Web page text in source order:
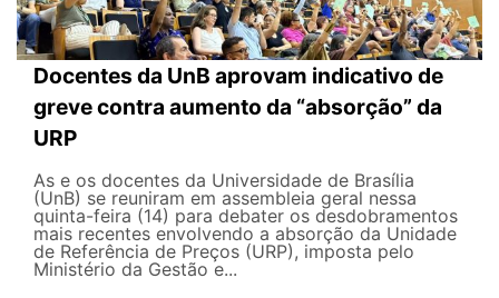
Docentes da UnB aprovam indicativo de
greve contra aumento da “absorção” da
URP
As e os docentes da Universidade de Brasília
(UnB) se reuniram em assembleia geral nessa
quinta-feira (14) para debater os desdobramentos
mais recentes envolvendo a absorção da Unidade
de Referência de Preços (URP), imposta pelo
Ministério da Gestão e...